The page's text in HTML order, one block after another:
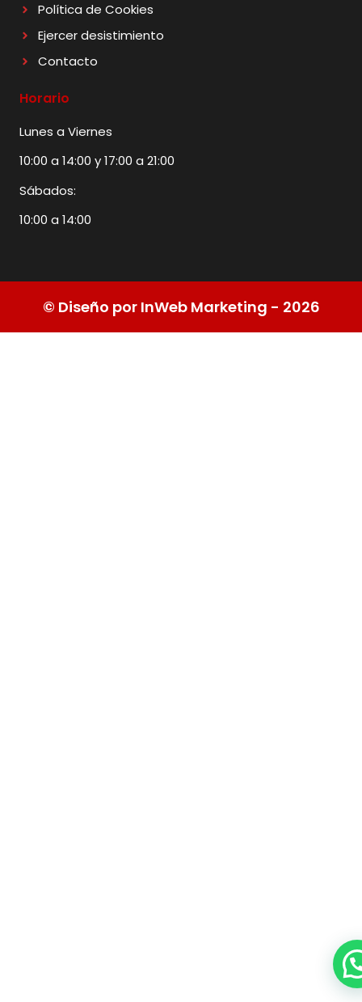
Política de Cookies
Ejercer desistimiento
Contacto
Horario
Lunes a Viernes
10:00 a 14:00 y 17:00 a 21:00
Sábados:
10:00 a 14:00
© Diseño por InWeb Marketing - 2026